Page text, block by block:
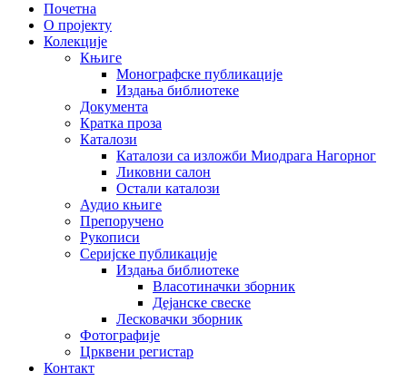
Почетна
О пројекту
Колекције
Књиге
Монографске публикације
Издања библиотеке
Документа
Кратка проза
Каталози
Каталози са изложби Миодрага Нагорног
Ликовни салон
Остали каталози
Аудио књиге
Препоручено
Рукописи
Серијске публикације
Издања библиотеке
Власотиначки зборник
Дејанске свеске
Лесковачки зборник
Фотографије
Црквени регистар
Контакт